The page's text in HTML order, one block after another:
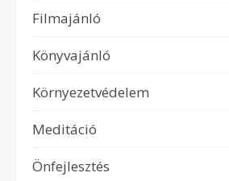
Filmajánló
Könyvajánló
Környezetvédelem
Meditáció
Önfejlesztés